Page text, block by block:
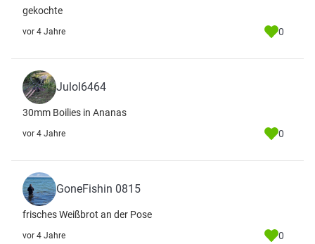
gekochte
vor 4 Jahre 0
Julol6464
30mm Boilies in Ananas
vor 4 Jahre 0
GoneFishin 0815
frisches Weißbrot an der Pose
vor 4 Jahre 0